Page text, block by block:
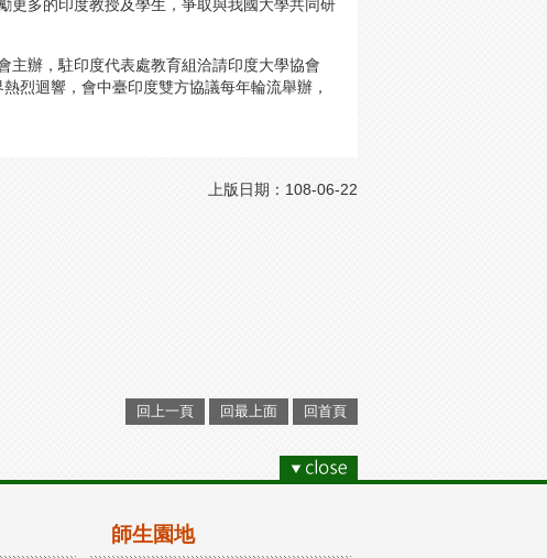
更多的印度教授及學生，爭取與我國大學共同研
主辦，駐印度代表處教育組洽請印度大學協會
烈迴響，會中臺印度雙方協議每年輪流舉辦，
上版日期：108-06-22
回上一頁 回最上面 回首頁
師生園地